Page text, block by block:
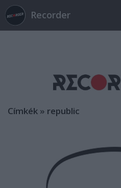
Recorder
Címkék » republic